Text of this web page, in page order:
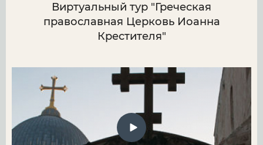
Виртуальный тур "Греческая
православная Церковь Иоанна
Крестителя"